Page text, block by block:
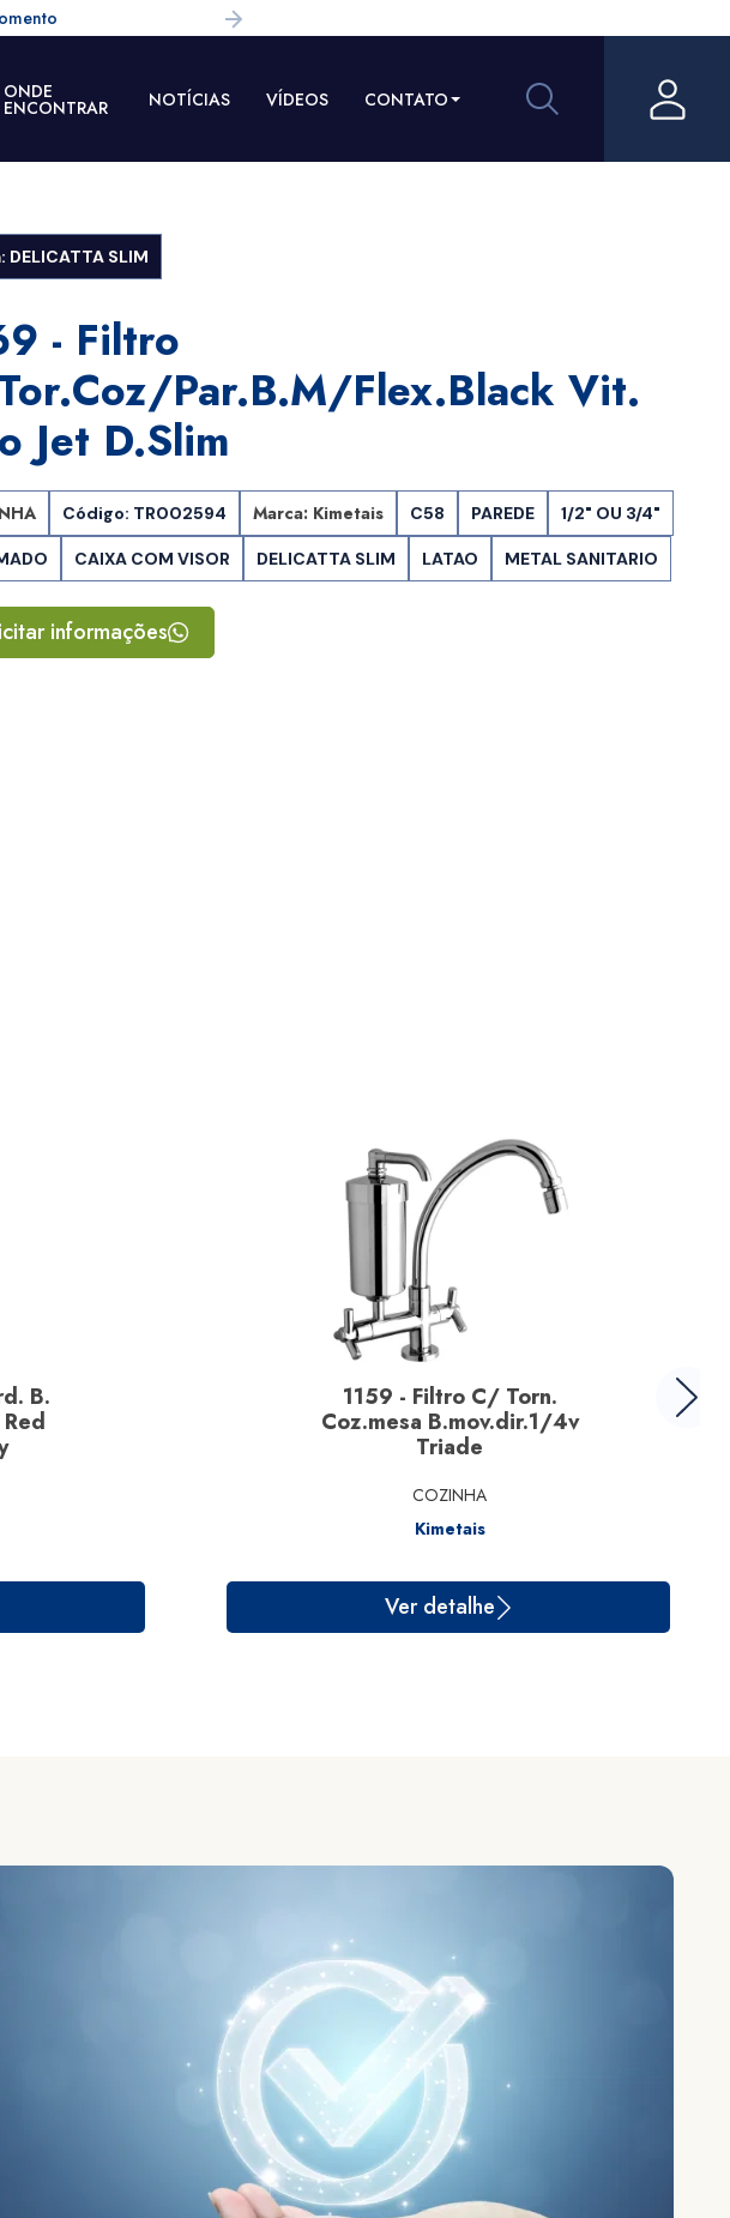
ONDE
ENCONTRAR NOTÍCIAS VÍDEOS CONTATO
DELICATTA SLIM
- Filtro
par.b.m/flex.black Vit.
Jet D.slim
Código: TR002594 Marca: Kimetais C58 PAREDE 1/2" OU 3/4"
CAIXA COM VISOR DELICATTA SLIM LATAO METAL SANITARIO
informações
B.
1159 - Filtro C/ Torn.
Coz.mesa B.mov.dir.1/4v
Triade
COZINHA
Kimetais
Ver detalhe